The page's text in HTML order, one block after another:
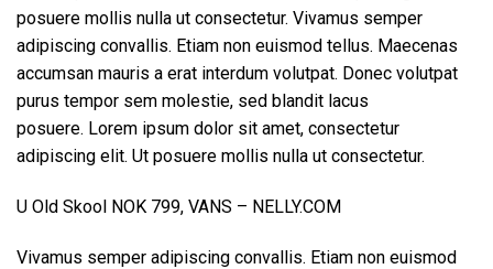
posuere mollis nulla ut consectetur. Vivamus semper
adipiscing convallis. Etiam non euismod tellus. Maecenas
accumsan mauris a erat interdum volutpat. Donec volutpat
purus tempor sem molestie, sed blandit lacus
posuere. Lorem ipsum dolor sit amet, consectetur
adipiscing elit. Ut posuere mollis nulla ut consectetur.
U Old Skool NOK 799, VANS – NELLY.COM
Vivamus semper adipiscing convallis. Etiam non euismod